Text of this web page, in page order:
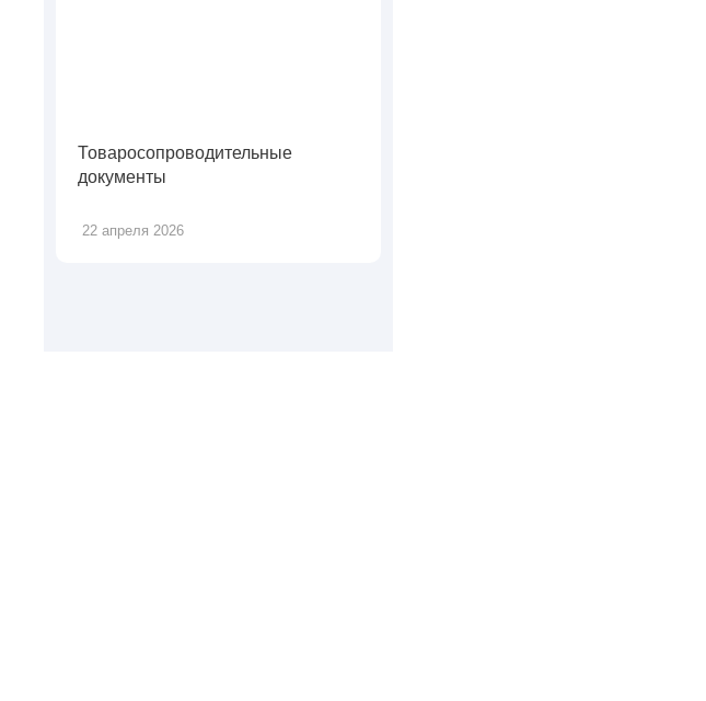
22 апреля 2026
Товаросопроводительные
документы